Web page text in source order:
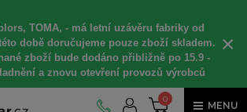
TOMA, - má letní uzávěru fabriky od
době doručujeme pouze zboží skladem.
zboží bude dodáno přibližně po 15.9 -
a znovu otevření provozů výrobců
×
0
MENU